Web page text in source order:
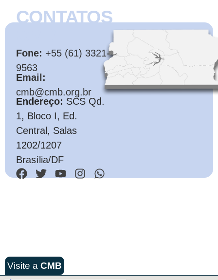
CONTATOS
Fone: +55 (61) 3321-
9563
Email:
cmb@cmb.org.br
Endereço: SCS Qd.
1, Bloco I, Ed.
Central, Salas
1202/1207
Brasília/DF
Visite a CMB